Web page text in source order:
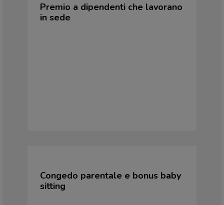
Premio a dipendenti che lavorano
in sede
Congedo parentale e bonus baby
sitting